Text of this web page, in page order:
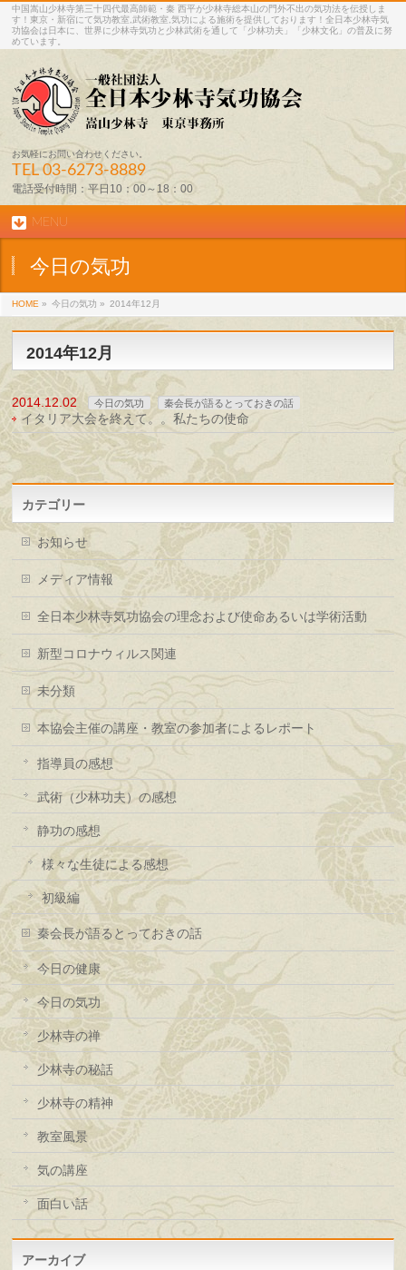
中国嵩山少林寺第三十四代最高師範・秦 西平が少林寺総本山の門外不出の気功法を伝授しま
す！東京・新宿にて気功教室,武術教室,気功による施術を提供しております！全日本少林寺気
功協会は日本に、世界に少林寺気功と少林武術を通して「少林功夫」「少林文化」の普及に努
めています。
お気軽にお問い合わせください。
TEL03-6273-8889
電話受付時間：平日10：00～18：00
MENU
今日の気功
HOME » 今日の気功 » 2014年12月
2014年12月
2014.12.02 今日の気功 秦会長が語るとっておきの話
イタリア大会を終えて。。私たちの使命
カテゴリー
お知らせ
メディア情報
全日本少林寺気功協会の理念および使命あるいは学術活動
新型コロナウィルス関連
未分類
本協会主催の講座・教室の参加者によるレポート
指導員の感想
武術（少林功夫）の感想
静功の感想
様々な生徒による感想
初級編
秦会長が語るとっておきの話
今日の健康
今日の気功
少林寺の禅
少林寺の秘話
少林寺の精神
教室風景
気の講座
面白い話
アーカイブ